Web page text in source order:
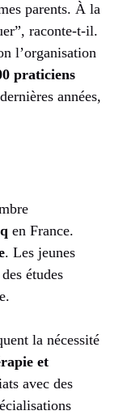
parents. À la
raconte-t-il.
l’organisation
praticiens
années,
en France.
. Les jeunes
études
la nécessité
et
avec des